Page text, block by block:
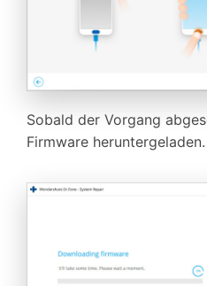
Sobald der Vorgang
Firmware heruntergeladen.